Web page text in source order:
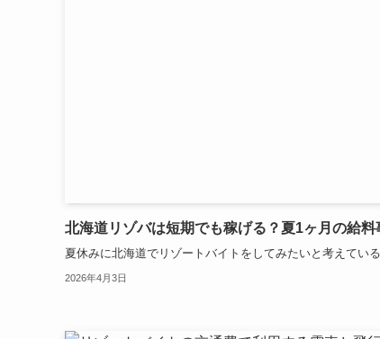
北海道リゾバは短期でも稼げる？夏1ヶ月の給料
夏休みに北海道でリゾートバイトをしてみたいと考えてい
2026年4月3日